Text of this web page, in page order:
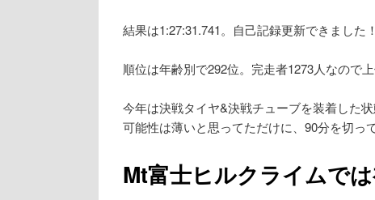
結果は1:27:31.741。自己記録更新できました！
順位は年齢別で292位。完走者1273人なので
今年は決戦タイヤ&決戦チューブを装着した
可能性は薄いと思ってただけに、90分を切っ
Mt富士ヒルクライムで